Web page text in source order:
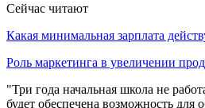
Сейчас читают
Какая минимальная зарплата
Роль маркетинга в увеличении
"Три года начальная школа не
будет обеспечена возможность